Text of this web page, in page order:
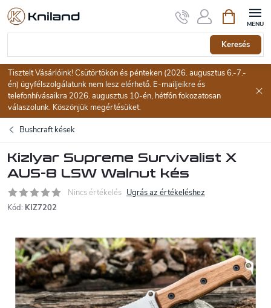
Ugrás
tartalomhoz
Keresés
Tisztelt Vásárlóink! Csütörtökön és pénteken (2026. augusztus 6.-7.-
én) ügyfélszolgálatunk nem lesz elérhető. E-mailjeikre és
telefonhívásaikra 2026. augusztus 10-én, hétfőn fokozatosan
válaszolunk. Köszönjük megértésüket.
Bushcraft kések
Kizlyar Supreme Survivalist X
AUS-8 LSW Walnut kés
Nincs értékelés Ugrás az értékeléshez
Kód: KIZ7202